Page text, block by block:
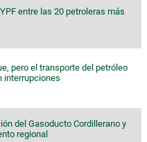
entre las 20 petroleras más
pero el transporte del petróleo
interrupciones
del Gasoducto Cordillerano y
regional